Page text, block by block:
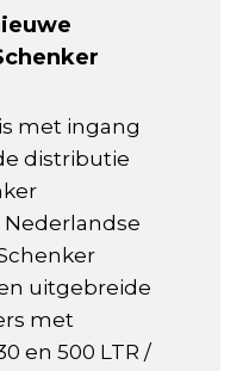
met ingang
distributie
uitgebreide
met
en 500 LTR /